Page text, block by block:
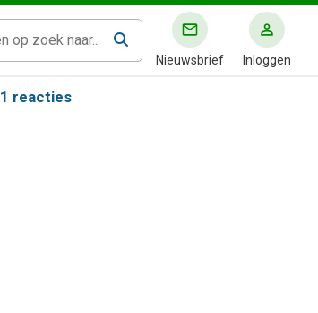
Nieuwsbrief Inloggen
1 reacties